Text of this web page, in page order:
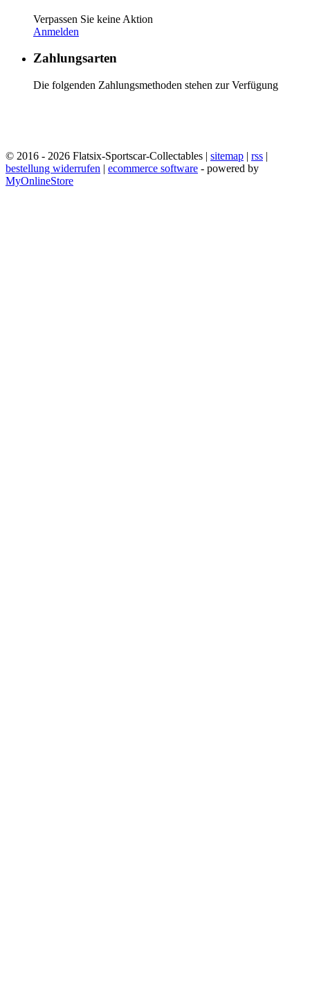
Verpassen Sie keine Aktion
Anmelden
Zahlungsarten
Die folgenden Zahlungsmethoden stehen zur Verfügung
© 2016 - 2026 Flatsix-Sportscar-Collectables | sitemap | rss |
bestellung widerrufen | ecommerce software - powered by
MyOnlineStore